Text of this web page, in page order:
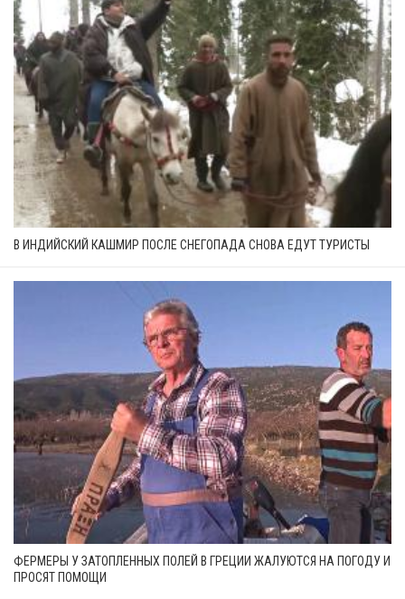
В ИНДИЙСКИЙ КАШМИР ПОСЛЕ СНЕГОПАДА СНОВА ЕДУТ ТУРИСТЫ
ФЕРМЕРЫ У ЗАТОПЛЕННЫХ ПОЛЕЙ В ГРЕЦИИ ЖАЛУЮТСЯ НА ПОГОДУ И
ПРОСЯТ ПОМОЩИ